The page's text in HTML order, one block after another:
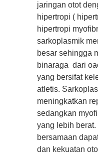
jaringan otot
hipertropi (
hipertropi
sarkoplasmik
besar sehingga
binaraga dari
yang bersifat
atletis.
meningkatkan
sedangkan
yang lebih
bersamaan
dan kekuatan